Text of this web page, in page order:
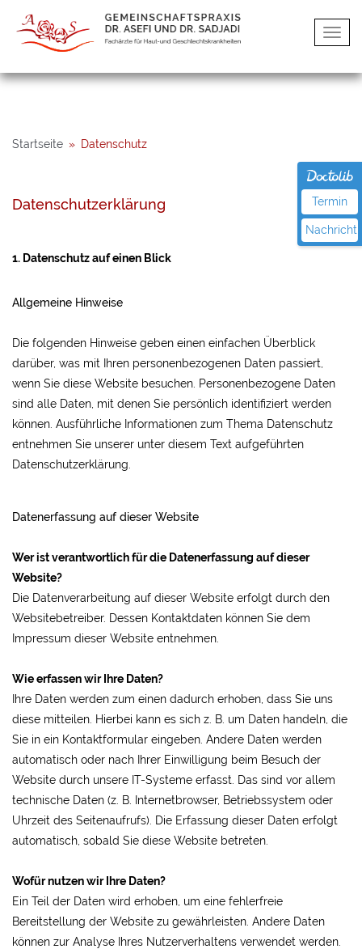
Termin
Nachricht
Startseite » Datenschutz
Datenschutzerklärung
1. Datenschutz auf einen Blick
Allgemeine Hinweise
Die folgenden Hinweise geben einen einfachen Überblick
darüber, was mit Ihren personenbezogenen Daten passiert,
wenn Sie diese Website besuchen. Personenbezogene Daten
sind alle Daten, mit denen Sie persönlich identifiziert werden
können. Ausführliche Informationen zum Thema Datenschutz
entnehmen Sie unserer unter diesem Text aufgeführten
Datenschutzerklärung.
Datenerfassung auf dieser Website
Wer ist verantwortlich für die Datenerfassung auf dieser
Website?
Die Datenverarbeitung auf dieser Website erfolgt durch den
Websitebetreiber. Dessen Kontaktdaten können Sie dem
Impressum dieser Website entnehmen.
Wie erfassen wir Ihre Daten?
Ihre Daten werden zum einen dadurch erhoben, dass Sie uns
diese mitteilen. Hierbei kann es sich z. B. um Daten handeln, die
Sie in ein Kontaktformular eingeben. Andere Daten werden
automatisch oder nach Ihrer Einwilligung beim Besuch der
Website durch unsere IT-Systeme erfasst. Das sind vor allem
technische Daten (z. B. Internetbrowser, Betriebssystem oder
Uhrzeit des Seitenaufrufs). Die Erfassung dieser Daten erfolgt
automatisch, sobald Sie diese Website betreten.
Wofür nutzen wir Ihre Daten?
Ein Teil der Daten wird erhoben, um eine fehlerfreie
Bereitstellung der Website zu gewährleisten. Andere Daten
können zur Analyse Ihres Nutzerverhaltens verwendet werden.